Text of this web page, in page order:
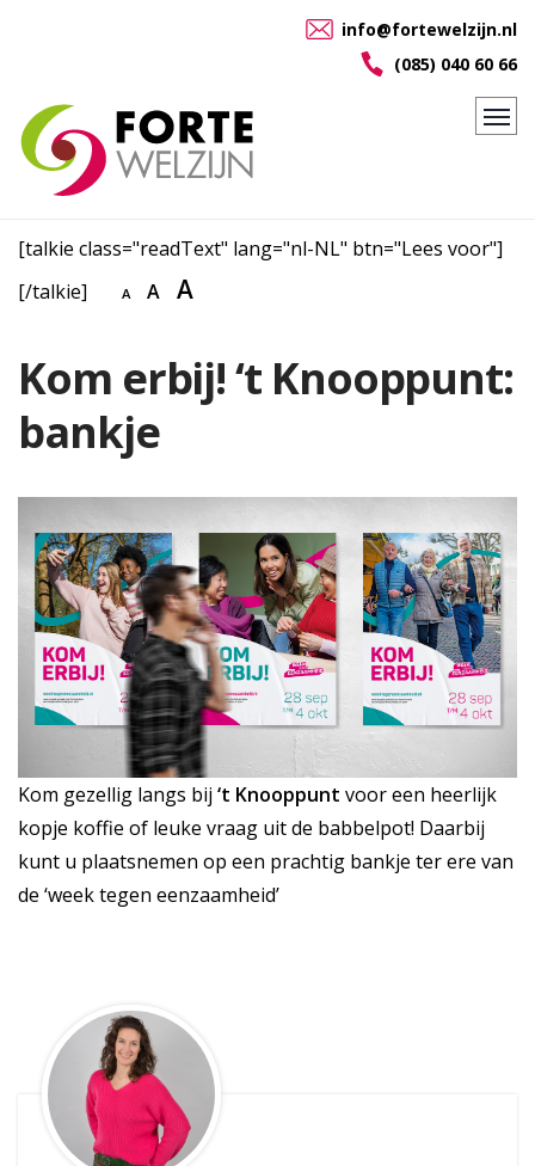
info@fortewelzijn.nl
(085) 040 60 66
[talkie class="readText" lang="nl-NL" btn="Lees voor"]
[/talkie]
A A A
Kom erbij! ‘t Knooppunt:
bankje
Kom gezellig langs bij ‘t Knooppunt voor een heerlijk
kopje koffie of leuke vraag uit de babbelpot! Daarbij
kunt u plaatsnemen op een prachtig bankje ter ere van
de ‘week tegen eenzaamheid’